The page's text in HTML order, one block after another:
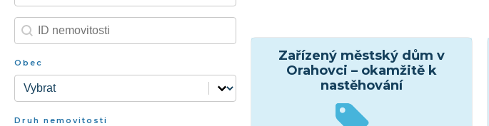
Hledání ID-2
Search content
Obec
Obec
Obec
Druh nemovitosti
Zařízený městský dům v
Orahovci – okamžitě k
nastěhování